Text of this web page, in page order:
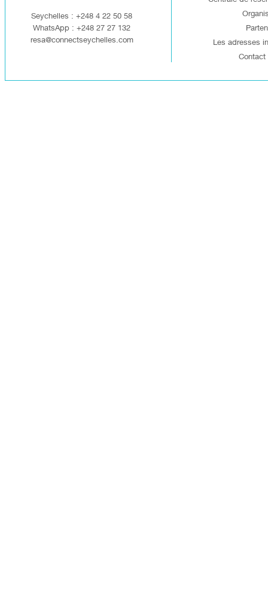
Seychelles : +248 4 22 50 58
WhatsApp : +248 27 27 132
resa@connectseychelles.com
Les adresses
Contact